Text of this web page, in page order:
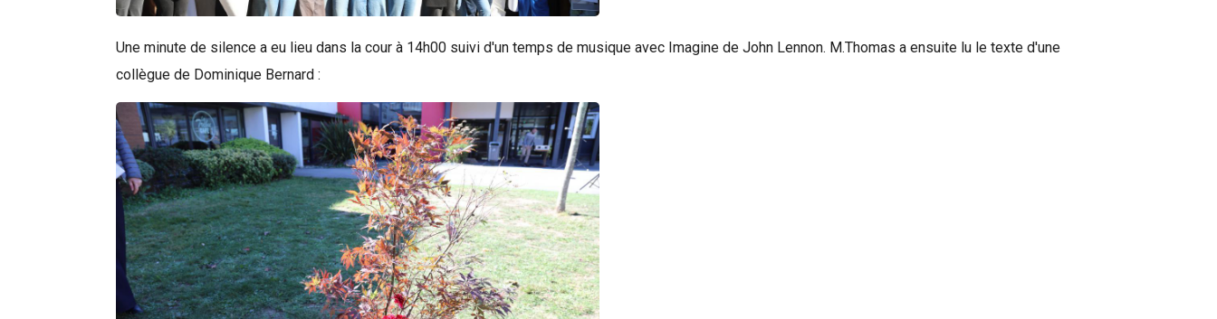
Une minute de silence a eu lieu dans la cour à 14h00 suivi d'un temps de musique avec Imagine de John Lennon. M.Thomas a ensuite lu le texte d'une
collègue de Dominique Bernard :